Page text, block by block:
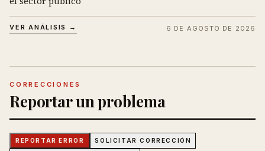
VER ANÁLISIS → 6 DE AGOSTO DE 2026
CORRECCIONES
Reportar un problema
REPORTAR ERROR SOLICITAR CORRECCIÓN